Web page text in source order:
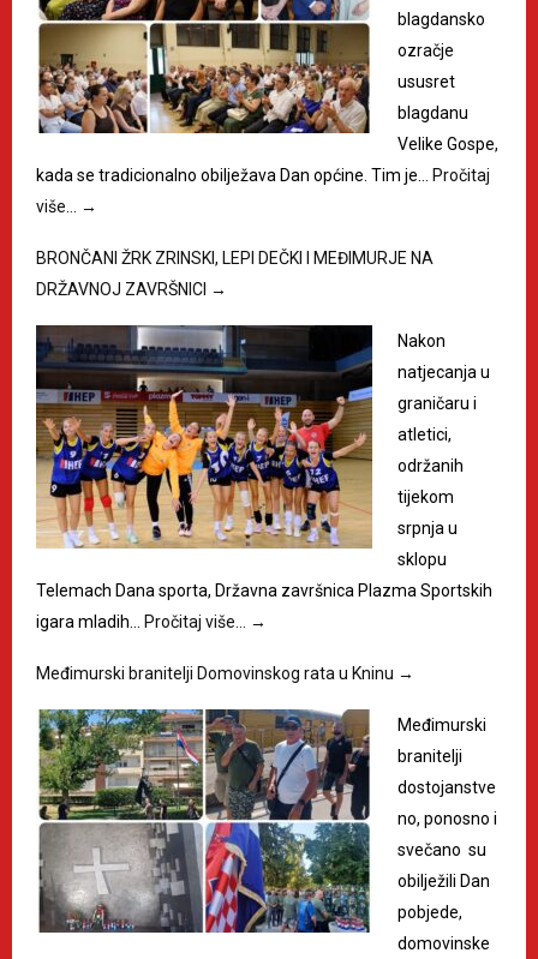
blagdansko
ozračje
ususret
blagdanu
Velike Gospe,
kada se tradicionalno obilježava Dan općine. Tim je… Pročitaj
više… →
BRONČANI ŽRK ZRINSKI, LEPI DEČKI I MEĐIMURJE NA
DRŽAVNOJ ZAVRŠNICI →
Nakon
natjecanja u
graničaru i
atletici,
održanih
tijekom
srpnja u
sklopu
Telemach Dana sporta, Državna završnica Plazma Sportskih
igara mladih… Pročitaj više… →
Međimurski branitelji Domovinskog rata u Kninu →
Međimurski
branitelji
dostojanstve
no, ponosno i
svečano su
obilježili Dan
pobjede,
domovinske